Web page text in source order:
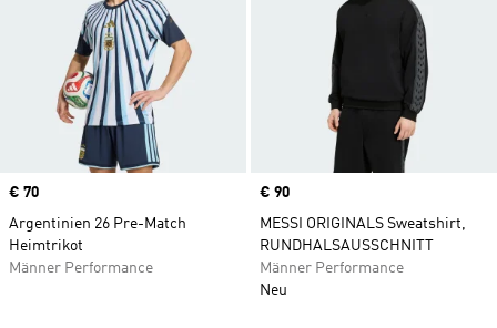
Price
€ 70
Argentinien 26 Pre-Match
Heimtrikot
Männer Performance
Price
€ 90
MESSI ORIGINALS Sweatshirt,
RUNDHALSAUSSCHNITT
Männer Performance
Neu